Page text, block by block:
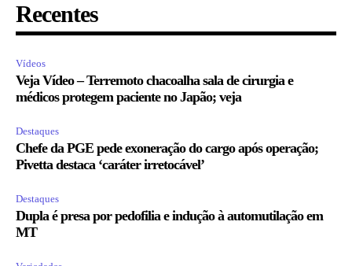
Recentes
Vídeos
Veja Vídeo – Terremoto chacoalha sala de cirurgia e
médicos protegem paciente no Japão; veja
Destaques
Chefe da PGE pede exoneração do cargo após operação;
Pivetta destaca ‘caráter irretocável’
Destaques
Dupla é presa por pedofilia e indução à automutilação em
MT